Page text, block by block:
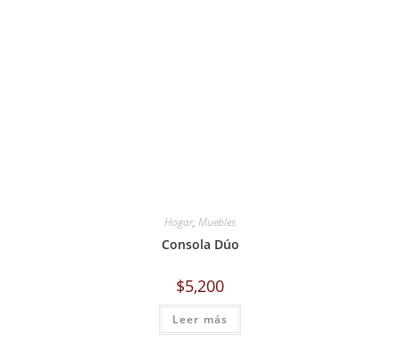
Hogar, Muebles
Consola Dúo
$5,200
Leer más